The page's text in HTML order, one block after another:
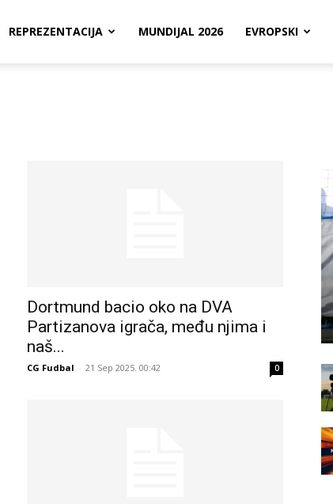
REPREZENTACIJA MUNDIJAL 2026 EVROPSKI
Dortmund bacio oko na DVA
Partizanova igrača, među njima i
naš...
CG Fudbal - 21 Sep 2025. 00:42 0